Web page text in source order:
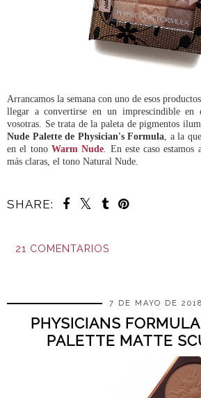
Arrancamos la semana con uno de esos
llegar a convertirse en un imprescindible en
vosotras. Se trata de la paleta de pigmentos
Nude Palette de Physician's Formula , a la
en el tono Warm Nude . En este caso
más claras, el tono Natural Nude.
SHARE:
21 COMENTARIOS
7 DE MAYO DE 2018
PHYSICIANS
PALETTE MATTE